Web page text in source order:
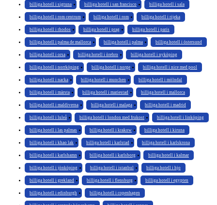
billiga hotell i sigtuna billiga hotell i san francisco billiga hotell i sala
billiga hotell i rom centrum billiga hotell i rom billiga hotell i rijeka
billiga hotell i rhodos billiga hotell i prag billiga hotell i paris
billiga hotell i palma de mallorca billiga hotell i palma billiga hotell i östersund
billiga hotell i orsa billiga hotell i örebro billiga hotell i nyköping
billiga hotell i norrköping billiga hotell i norge billiga hotell i nice med pool
billiga hotell i nacka billiga hotell i munchen billiga hotell i mölndal
billiga hotell i märsta billiga hotell i mariestad billiga hotell i mallorca
billiga hotell i maldiverna billiga hotell i malaga billiga hotell i madrid
billiga hotell i luleå billiga hotell i london med frukost billiga hotell i linköping
billiga hotell i las palmas billiga hotell i krakow billiga hotell i kiruna
billiga hotell i khao lak billiga hotell i karlstad billiga hotell i karlskrona
billiga hotell i karlshamn billiga hotell i karlsborg billiga hotell i kalmar
billiga hotell i jönköping billiga hotell i istanbul billiga hotell i hjo
billiga hotell i grekland billiga hotell i flensburg billiga hotell i egypten
billiga hotell i edinburgh billiga hotell i copenhagen